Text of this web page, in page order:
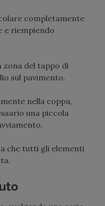
completamente
e riempiendo
zona del tappo di
sul pavimento.
nella coppa,
una piccola
che tutti gli elementi